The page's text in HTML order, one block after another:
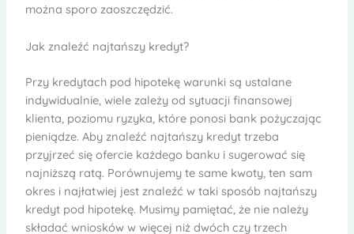
można sporo zaoszczędzić.
Jak znaleźć najtańszy kredyt?
Przy kredytach pod hipotekę warunki są ustalane
indywidualnie, wiele zależy od sytuacji finansowej
klienta, poziomu ryzyka, które ponosi bank pożyczając
pieniądze. Aby znaleźć najtańszy kredyt trzeba
przyjrzeć się ofercie każdego banku i sugerować się
najniższą ratą. Porównujemy te same kwoty, ten sam
okres i najłatwiej jest znaleźć w taki sposób najtańszy
kredyt pod hipotekę. Musimy pamiętać, że nie należy
składać wniosków w więcej niż dwóch czy trzech